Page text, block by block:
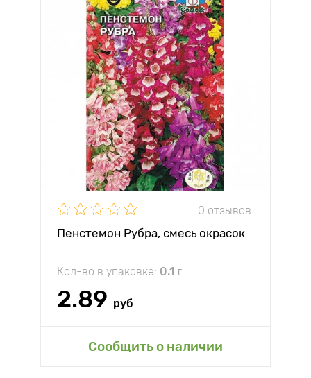
0 отзывов
Пенстемон Рубра, смесь окрасок
Кол-во в упаковке: 0.1 г
2.89 руб
Сообщить о наличии